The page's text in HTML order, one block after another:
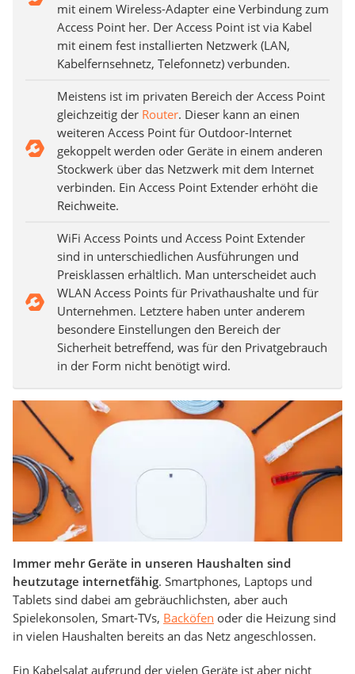
mit einem Wireless-Adapter eine Verbindung zum
Access Point her. Der Access Point ist via Kabel
mit einem fest installierten Netzwerk (LAN,
Kabelfernsehnetz, Telefonnetz) verbunden.
Meistens ist im privaten Bereich der Access Point
gleichzeitig der Router. Dieser kann an einen
weiteren Access Point für Outdoor-Internet
gekoppelt werden oder Geräte in einem anderen
Stockwerk über das Netzwerk mit dem Internet
verbinden. Ein Access Point Extender erhöht die
Reichweite.
WiFi Access Points und Access Point Extender
sind in unterschiedlichen Ausführungen und
Preisklassen erhältlich. Man unterscheidet auch
WLAN Access Points für Privathaushalte und für
Unternehmen. Letztere haben unter anderem
besondere Einstellungen den Bereich der
Sicherheit betreffend, was für den Privatgebrauch
in der Form nicht benötigt wird.
Immer mehr Geräte in unseren Haushalten sind
heutzutage internetfähig. Smartphones, Laptops und
Tablets sind dabei am gebräuchlichsten, aber auch
Spielekonsolen, Smart-TVs, Backöfen oder die Heizung sind
in vielen Haushalten bereits an das Netz angeschlossen.
Ein Kabelsalat aufgrund der vielen Geräte ist aber nicht